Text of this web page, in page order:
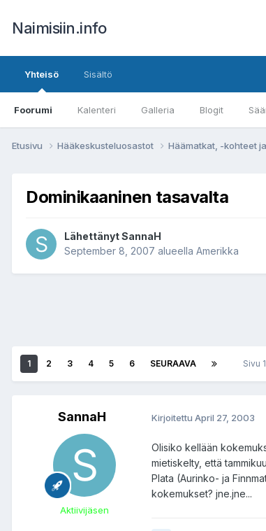
Naimisiin.info
Yhteisö
Foorumi Kalenteri Galleria Blogit
Sisältö
Etusivu Hääkeskusteluosastot Häämatkat, -kohteet
Dominikaaninen tasavalta
LähettänytSannaH
September 8, 2007 alueella Amerikka
1 2 3 4 5 6 SEURAAVA Sivu
SannaH
Aktiivijäsen
Kirjoitettu April 27, 2003
Olisiko kellään
mietiskelty, että
Plata (Aurinko- ja
kokemukset? jne.jne...